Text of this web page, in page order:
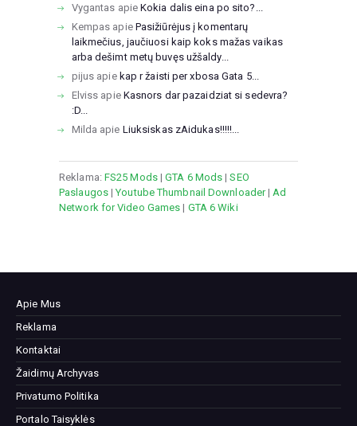
Vygantas apieKokia dalis eina po sito?...
Kempas apie Pasižiūrėjus į komentarų
laikmečius, jaučiuosi kaip koks mažas vaikas
arba dešimt metų buvęs užšaldy...
pijus apie kap r žaisti per xbosa Gata 5...
Elviss apie Kasnors dar pazaidziat si sedevra?
:D...
Milda apie Liuksiskas zAidukas!!!!!...
Reklama: FS25 Mods|GTA 6 Mods |SEO
Paslaugos|Youtube Thumbnail Downloader| Ad
Network for Video Games | GTA 6 Wiki
Apie Mus
Reklama
Kontaktai
Žaidimų Archyvas
Privatumo Politika
Portalo Taisyklės